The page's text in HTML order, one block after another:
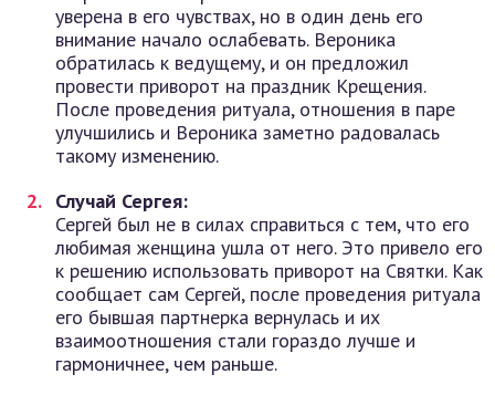
уверена в его чувствах, но в один день его
внимание начало ослабевать. Вероника
обратилась к ведущему, и он предложил
провести приворот на праздник Крещения.
После проведения ритуала, отношения в паре
улучшились и Вероника заметно радовалась
такому изменению.
Случай Сергея:
Сергей был не в силах справиться с тем, что его
любимая женщина ушла от него. Это привело его
к решению использовать приворот на Святки. Как
сообщает сам Сергей, после проведения ритуала
его бывшая партнерка вернулась и их
взаимоотношения стали гораздо лучше и
гармоничнее, чем раньше.